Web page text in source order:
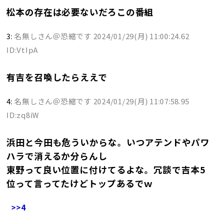
松本の存在は必要ないだろこの番組
3:名無しさん＠恐縮です 2024/01/29(月) 11:00:24.62
ID:VtIpA
有吉を召喚したらええで
4:名無しさん＠恐縮です 2024/01/29(月) 11:07:58.95
ID:zq8iW
浜田と今田も危ういからな。いつアテンドやパワ
ハラで消えるか分らんし
東野って良い位置に付けてるよな。冗談で吉本5
位って言ってたけどトップあるでｗ
>>4